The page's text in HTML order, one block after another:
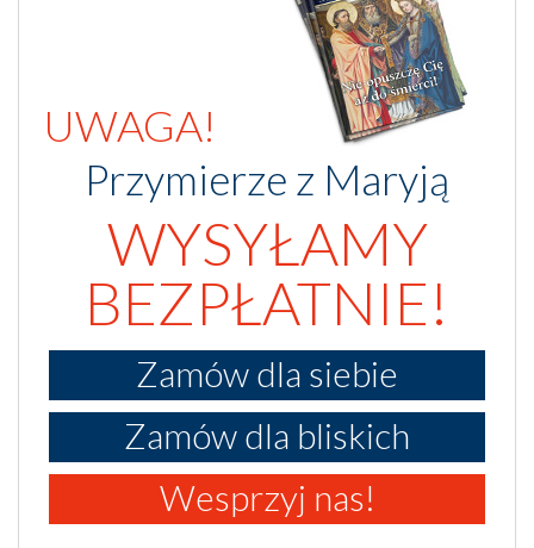
UWAGA!
Przymierze z Maryją
WYSYŁAMY
BEZPŁATNIE!
Zamów dla siebie
Zamów dla bliskich
Wesprzyj nas!